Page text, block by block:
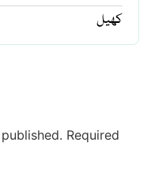
کھیل
Required